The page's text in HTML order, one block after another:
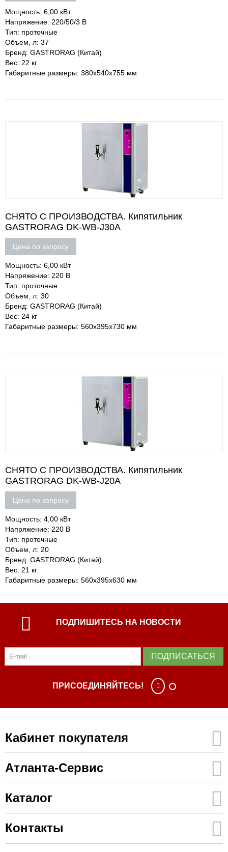
Мощность: 6,00 кВт
Напряжение: 220/50/3 В
Тип: проточные
Объем, л: 37
Бренд: GASTRORAG (Китай)
Вес: 22 кг
Габаритные размеры: 380х540х755 мм
СНЯТО С ПРОИЗВОДСТВА. Кипятильник
GASTRORAG DK-WB-J30A
Цена по запросу
Мощность: 6,00 кВт
Напряжение: 220 В
Тип: проточные
Объем, л: 30
Бренд: GASTRORAG (Китай)
Вес: 24 кг
Габаритные размеры: 560х395х730 мм
СНЯТО С ПРОИЗВОДСТВА. Кипятильник
GASTRORAG DK-WB-J20A
Цена по запросу
Мощность: 4,00 кВт
Напряжение: 220 В
Тип: проточные
Объем, л: 20
Бренд: GASTRORAG (Китай)
Вес: 21 кг
Габаритные размеры: 560х395х630 мм
ПОДПИШИТЕСЬ НА НОВОСТИ
ПОДПИСАТЬСЯ
ПРИСОЕДИНЯЙТЕСЬ!
Кабинет покупателя
Атланта-Сервис
Каталог
Контакты